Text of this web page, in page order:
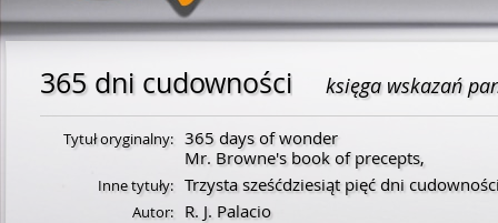
365 dni cudowności księga wskazań
Tytuł oryginalny: 365 days of wonder
Mr. Browne's book of precepts,
Inne tytuły: Trzysta sześćdziesiąt pięć dni
Autor: R. J. Palacio